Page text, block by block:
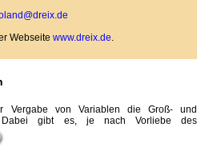
Webseite www.dreix.de.
Vergabe von Variablen die Groß- und
Dabei gibt es, je nach Vorliebe des